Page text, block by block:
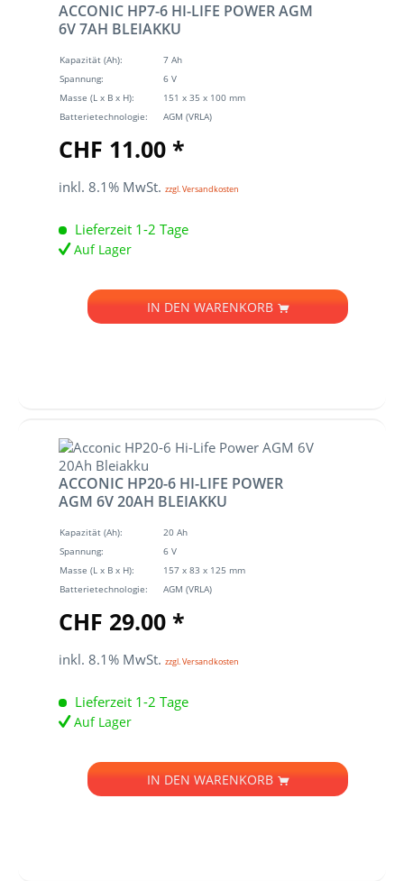
ACCONIC HP7-6 HI-LIFE POWER AGM
6V 7AH BLEIAKKU
Kapazität (Ah):
7 Ah
Spannung:
6 V
Masse (L x B x H):
151 x 35 x 100 mm
Batterietechnologie:
AGM (VRLA)
CHF 11.00 *
inkl. 8.1% MwSt. zzgl. Versandkosten
Lieferzeit 1-2 Tage
Auf Lager
IN DEN WARENKORB
ACCONIC HP20-6 HI-LIFE POWER
AGM 6V 20AH BLEIAKKU
Kapazität (Ah):
20 Ah
Spannung:
6 V
Masse (L x B x H):
157 x 83 x 125 mm
Batterietechnologie:
AGM (VRLA)
CHF 29.00 *
inkl. 8.1% MwSt. zzgl. Versandkosten
Lieferzeit 1-2 Tage
Auf Lager
IN DEN WARENKORB